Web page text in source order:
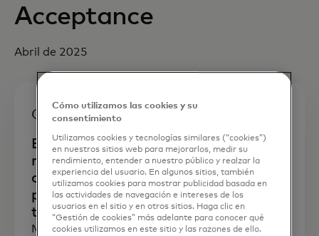
Acceptance
Abril de 2025
Comunicado de prensa
Ella experimentó el fraude de primera
mano. Ahora esta fundadora está
construyendo una experiencia de
pagos más segura e inteligente para
todos.
Marzo de 2025
Cómo utilizamos las cookies y su
consentimiento
Utilizamos cookies y tecnologías similares (“cookies”)
en nuestros sitios web para mejorarlos, medir su
rendimiento, entender a nuestro público y realzar la
experiencia del usuario. En algunos sitios, también
utilizamos cookies para mostrar publicidad basada en
las actividades de navegación e intereses de los
usuarios en el sitio y en otros sitios. Haga clic en
“Gestión de cookies” más adelante para conocer qué
cookies utilizamos en este sitio y las razones de ello.